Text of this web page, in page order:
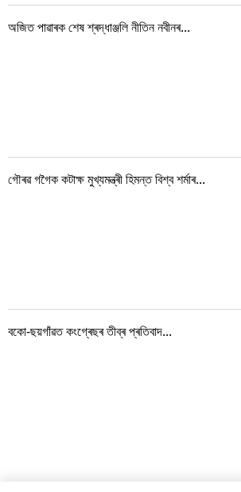
অজিত পাৱাৰক শেষ শ্ৰদ্ধাঞ্জলি নীতিন নবীনৰ...
গৌৰৱ গগৈক কটাক্ষ মুখ্যমন্ত্ৰী হিমন্ত বিশ্ব শৰ্মাৰ...
বকো-ছয়গাঁৱত কংগ্ৰেছৰ তীব্ৰ প্ৰতিবাদ...